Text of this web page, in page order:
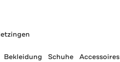
Bekleidung Schuhe Accessoires